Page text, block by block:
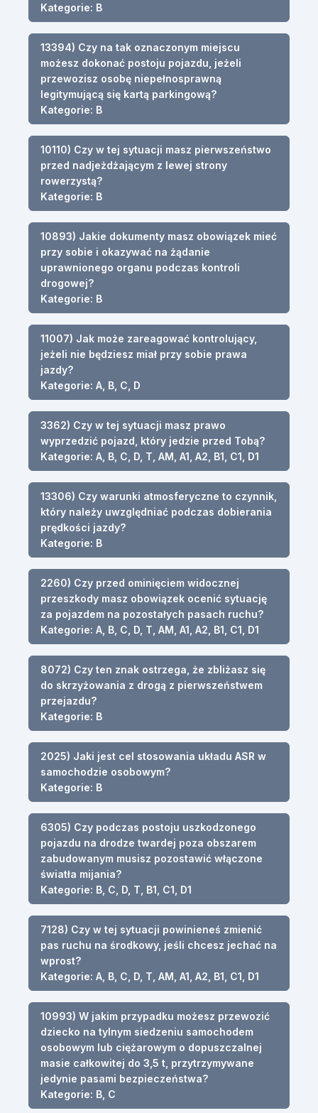
Kategorie: B
13394) Czy na tak oznaczonym miejscu
możesz dokonać postoju pojazdu, jeżeli
przewozisz osobę niepełnosprawną
legitymującą się kartą parkingową?
Kategorie: B
10110) Czy w tej sytuacji masz pierwszeństwo
przed nadjeżdżającym z lewej strony
rowerzystą?
Kategorie: B
10893) Jakie dokumenty masz obowiązek mieć
przy sobie i okazywać na żądanie
uprawnionego organu podczas kontroli
drogowej?
Kategorie: B
11007) Jak może zareagować kontrolujący,
jeżeli nie będziesz miał przy sobie prawa
jazdy?
Kategorie: A, B, C, D
3362) Czy w tej sytuacji masz prawo
wyprzedzić pojazd, który jedzie przed Tobą?
Kategorie: A, B, C, D, T, AM, A1, A2, B1, C1, D1
13306) Czy warunki atmosferyczne to czynnik,
który należy uwzględniać podczas dobierania
prędkości jazdy?
Kategorie: B
2260) Czy przed ominięciem widocznej
przeszkody masz obowiązek ocenić sytuację
za pojazdem na pozostałych pasach ruchu?
Kategorie: A, B, C, D, T, AM, A1, A2, B1, C1, D1
8072) Czy ten znak ostrzega, że zbliżasz się
do skrzyżowania z drogą z pierwszeństwem
przejazdu?
Kategorie: B
2025) Jaki jest cel stosowania układu ASR w
samochodzie osobowym?
Kategorie: B
6305) Czy podczas postoju uszkodzonego
pojazdu na drodze twardej poza obszarem
zabudowanym musisz pozostawić włączone
światła mijania?
Kategorie: B, C, D, T, B1, C1, D1
7128) Czy w tej sytuacji powinieneś zmienić
pas ruchu na środkowy, jeśli chcesz jechać na
wprost?
Kategorie: A, B, C, D, T, AM, A1, A2, B1, C1, D1
10993) W jakim przypadku możesz przewozić
dziecko na tylnym siedzeniu samochodem
osobowym lub ciężarowym o dopuszczalnej
masie całkowitej do 3,5 t, przytrzymywane
jedynie pasami bezpieczeństwa?
Kategorie: B, C